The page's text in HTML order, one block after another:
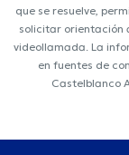
que se resuelve,
solicitar orientación
videollamada. La
en fuentes de
Castelblanco